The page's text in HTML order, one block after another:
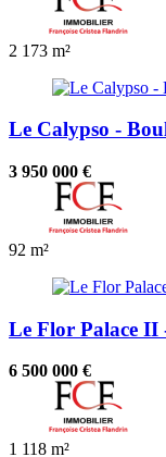
2 173 m²
Le Calypso -
3 950 000 €
92 m²
Le Flor Palace II
6 500 000 €
1 118 m²